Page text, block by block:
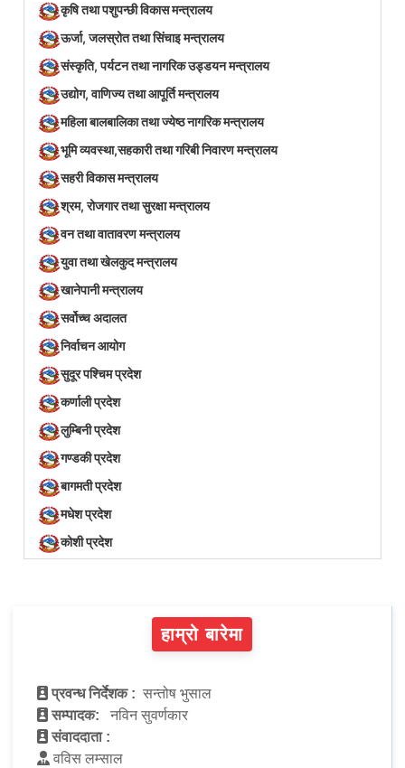
कृषि तथा पशुपन्छी विकास मन्त्रालय
ऊर्जा, जलस्रोत तथा सिंचाइ मन्त्रालय
संस्कृति, पर्यटन तथा नागरिक उड्डयन मन्त्रालय
उद्योग, वाणिज्य तथा आपूर्ति मन्त्रालय
महिला बालबालिका तथा ज्येष्ठ नागरिक मन्त्रालय
भूमि व्यवस्था,सहकारी तथा गरिबी निवारण मन्त्रालय
सहरी विकास मन्त्रालय
श्रम, रोजगार तथा सुरक्षा मन्त्रालय
वन तथा वातावरण मन्त्रालय
युवा तथा खेलकुद मन्त्रालय
खानेपानी मन्त्रालय
सर्वोच्च अदालत
निर्वाचन आयोग
सुदूर पश्चिम प्रदेश
कर्णाली प्रदेश
लुम्बिनी प्रदेश
गण्डकी प्रदेश
बागमती प्रदेश
मधेश प्रदेश
कोशी प्रदेश
हाम्रो बारेमा
प्रवन्ध निर्देशक : सन्तोष भुसाल
सम्पादक:
नविन सुवर्णकार
संवाददाता :
वविस लम्साल